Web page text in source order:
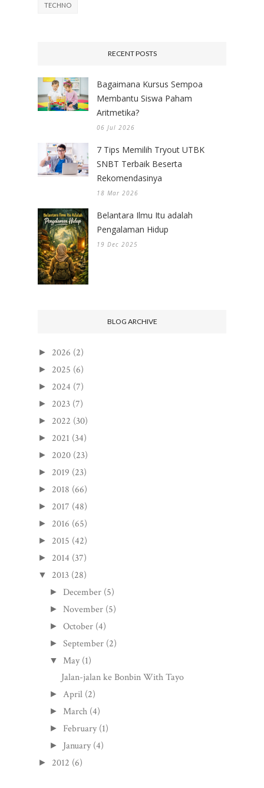
TECHNO
RECENT POSTS
Bagaimana Kursus Sempoa
Membantu Siswa Paham
Aritmetika?
06 Jul 2026
7 Tips Memilih Tryout UTBK
SNBT Terbaik Beserta
Rekomendasinya
18 Mar 2026
Belantara Ilmu Itu adalah
Pengalaman Hidup
19 Dec 2025
BLOG ARCHIVE
► 2026 (2)
► 2025 (6)
► 2024 (7)
► 2023 (7)
► 2022 (30)
► 2021 (34)
► 2020 (23)
► 2019 (23)
► 2018 (66)
► 2017 (48)
► 2016 (65)
► 2015 (42)
► 2014 (37)
▼ 2013 (28)
► December (5)
►November (5)
►October (4)
►September (2)
▼ May (1)
Jalan-jalan ke Bonbin With Tayo
► April (2)
► March (4)
► February (1)
► January (4)
► 2012 (6)